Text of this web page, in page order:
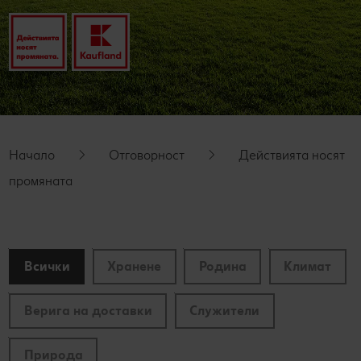
производители
Станете наш партньор
Начало Отговорност
Действията носят
промяната
Всички Хранене Родина Климат
Верига на доставки Служители
Природа